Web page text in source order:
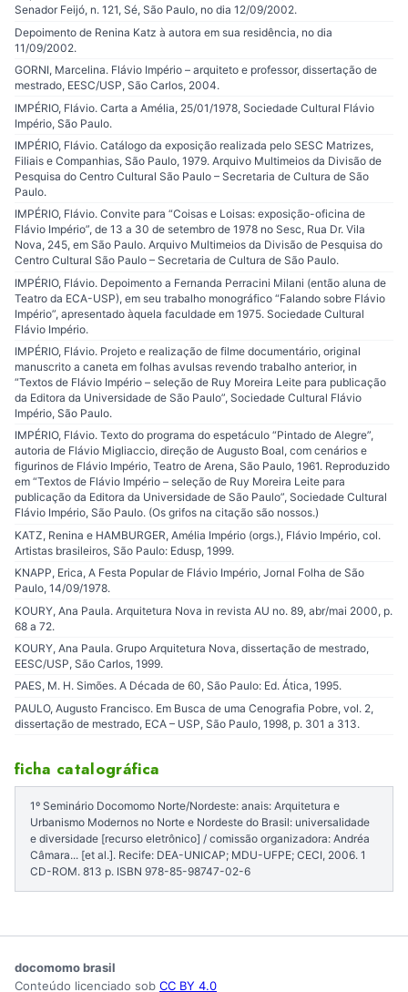
Senador Feijó, n. 121, Sé, São Paulo, no dia 12/09/2002.
Depoimento de Renina Katz à autora em sua residência, no dia
11/09/2002.
GORNI, Marcelina. Flávio Império – arquiteto e professor, dissertação de
mestrado, EESC/USP, São Carlos, 2004.
IMPÉRIO, Flávio. Carta a Amélia, 25/01/1978, Sociedade Cultural Flávio
Império, São Paulo.
IMPÉRIO, Flávio. Catálogo da exposição realizada pelo SESC Matrizes,
Filiais e Companhias, São Paulo, 1979. Arquivo Multimeios da Divisão de
Pesquisa do Centro Cultural São Paulo – Secretaria de Cultura de São
Paulo.
IMPÉRIO, Flávio. Convite para “Coisas e Loisas: exposição-oficina de
Flávio Império”, de 13 a 30 de setembro de 1978 no Sesc, Rua Dr. Vila
Nova, 245, em São Paulo. Arquivo Multimeios da Divisão de Pesquisa do
Centro Cultural São Paulo – Secretaria de Cultura de São Paulo.
IMPÉRIO, Flávio. Depoimento a Fernanda Perracini Milani (então aluna de
Teatro da ECA-USP), em seu trabalho monográfico “Falando sobre Flávio
Império”, apresentado àquela faculdade em 1975. Sociedade Cultural
Flávio Império.
IMPÉRIO, Flávio. Projeto e realização de filme documentário, original
manuscrito a caneta em folhas avulsas revendo trabalho anterior, in
“Textos de Flávio Império – seleção de Ruy Moreira Leite para publicação
da Editora da Universidade de São Paulo”, Sociedade Cultural Flávio
Império, São Paulo.
IMPÉRIO, Flávio. Texto do programa do espetáculo “Pintado de Alegre”,
autoria de Flávio Migliaccio, direção de Augusto Boal, com cenários e
figurinos de Flávio Império, Teatro de Arena, São Paulo, 1961. Reproduzido
em “Textos de Flávio Império – seleção de Ruy Moreira Leite para
publicação da Editora da Universidade de São Paulo”, Sociedade Cultural
Flávio Império, São Paulo. (Os grifos na citação são nossos.)
KATZ, Renina e HAMBURGER, Amélia Império (orgs.), Flávio Império, col.
Artistas brasileiros, São Paulo: Edusp, 1999.
KNAPP, Erica, A Festa Popular de Flávio Império, Jornal Folha de São
Paulo, 14/09/1978.
KOURY, Ana Paula. Arquitetura Nova in revista AU no. 89, abr/mai 2000, p.
68 a 72.
KOURY, Ana Paula. Grupo Arquitetura Nova, dissertação de mestrado,
EESC/USP, São Carlos, 1999.
PAES, M. H. Simões. A Década de 60, São Paulo: Ed. Ática, 1995.
PAULO, Augusto Francisco. Em Busca de uma Cenografia Pobre, vol. 2,
dissertação de mestrado, ECA – USP, São Paulo, 1998, p. 301 a 313.
ficha catalográfica
1º Seminário Docomomo Norte/Nordeste: anais: Arquitetura e
Urbanismo Modernos no Norte e Nordeste do Brasil: universalidade
e diversidade [recurso eletrônico] / comissão organizadora: Andréa
Câmara... [et al.]. Recife: DEA-UNICAP; MDU-UFPE; CECI, 2006. 1
CD-ROM. 813 p. ISBN 978-85-98747-02-6
docomomo brasil
Conteúdo licenciado sob CC BY 4.0